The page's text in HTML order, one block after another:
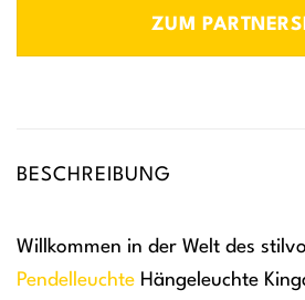
ZUM
BESCHREIBUNG
Willkommen in der Welt des
Pendelleuchte Hängeleuchte